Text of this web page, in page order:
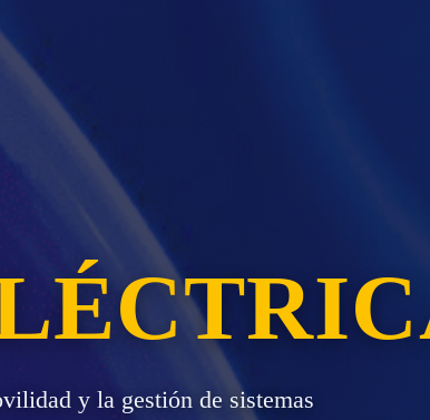
y la gestión de sistemas